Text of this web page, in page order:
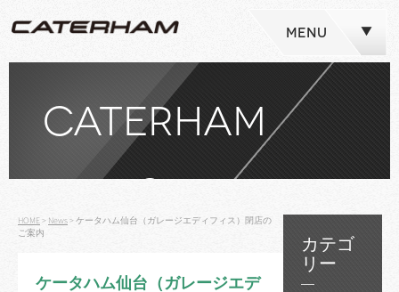
MENU
CATERHAM
NEWS
カテゴ
リー
HOME> News>ケータハム仙台（ガレージエディフィス）閉店の
ご案内
ケータハム仙台（ガレージエデ